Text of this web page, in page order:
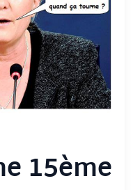
15ème